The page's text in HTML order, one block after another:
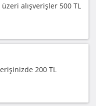
alışverişler 500 TL
200 TL